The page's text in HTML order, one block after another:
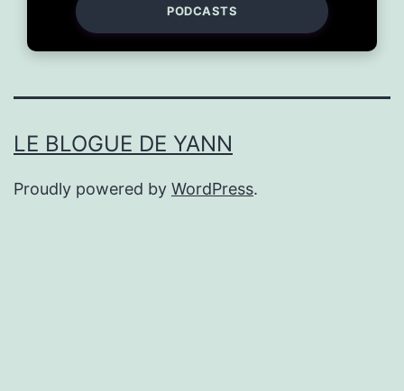
PODCASTS
LE BLOGUE DE YANN
Proudly powered by WordPress.